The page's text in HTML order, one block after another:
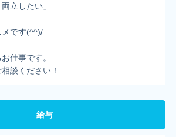
立したい」
メです(^^)/
仕事です。
談ください！
給与